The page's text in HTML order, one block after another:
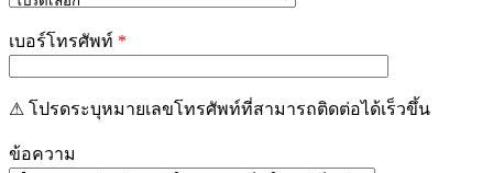
เบอร์โทรศัพท์ *
⚠ โปรดระบุหมายเลขโทรศัพท์ที่สามารถติดต่อได้เร็วขึ้น
ข้อความ